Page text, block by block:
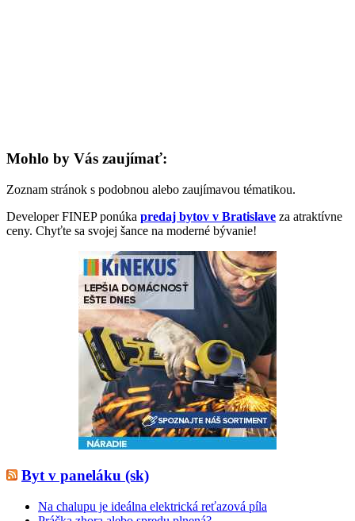
Mohlo by Vás zaujímať:
Zoznam stránok s podobnou alebo zaujímavou tématikou.
Developer FINEP ponúka predaj bytov v Bratislave za atraktívne
ceny. Chyťte sa svojej šance na moderné bývanie!
Byt v paneláku (sk)
Na chalupu je ideálna elektrická reťazová píla